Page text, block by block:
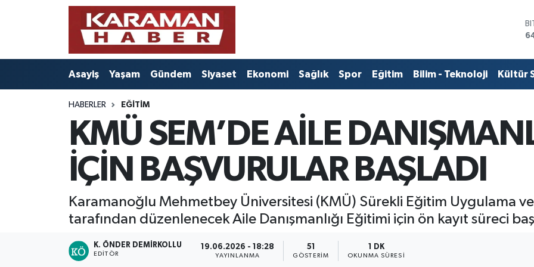
Asayiş Yaşam Gündem Siyaset Ekonomi Sağlık Spor Eğitim Bilim - Teknoloji Kültür
HABERLER EĞITIM
KMÜ SEM’DE AİLE
İÇİN BAŞVURULAR BAŞLADI
Karamanoğlu Mehmetbey Üniversitesi (KMÜ) Sürekli Eğitim Uygulama
tarafından düzenlenecek Aile Danışmanlığı Eğitimi için ön kayıt süreci
K. ÖNDER DEMIRKOLLU
EDITÖR
19.06.2026 - 18:28
YAYINLANMA
51
GÖSTERIM
1 DK
OKUNMA SÜRESI
Bilim - Teknoloji
Foto Galeri
Gündem
Nöbetçi Eczaneler
Hava Durumu
Karaman Namaz Vakitleri
Trafik Durumu
Süper Lig Puan Durumu ve Fikstür
Tüm Manşetler
Haber Arşivi